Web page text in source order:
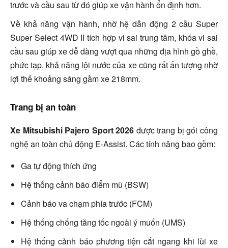
trước và cầu sau từ đó giúp xe vận hành ổn định hơn.
Về khả năng vận hành, nhờ hệ dẫn động 2 cầu Super
Super Select 4WD II tích hợp vi sai trung tâm, khóa vi sai
cầu sau giúp xe dễ dàng vượt qua những địa hình gồ ghề,
phức tạp, khả năng lội nước của xe cũng rất ấn tượng nhờ
lợi thế khoảng sáng gầm xe 218mm.
Trang bị an toàn
Xe Mitsubishi Pajero Sport 2026 được trang bị gói công
nghệ an toàn chủ động E-Assist. Các tính năng bao gồm:
Ga tự động thích ứng
Hệ thống cảnh báo điểm mù (BSW)
Cảnh báo va chạm phía trước (FCM)
Hệ thống chống tăng tốc ngoài ý muốn (UMS)
Hệ thống cảnh báo phương tiện cắt ngang khi lùi xe